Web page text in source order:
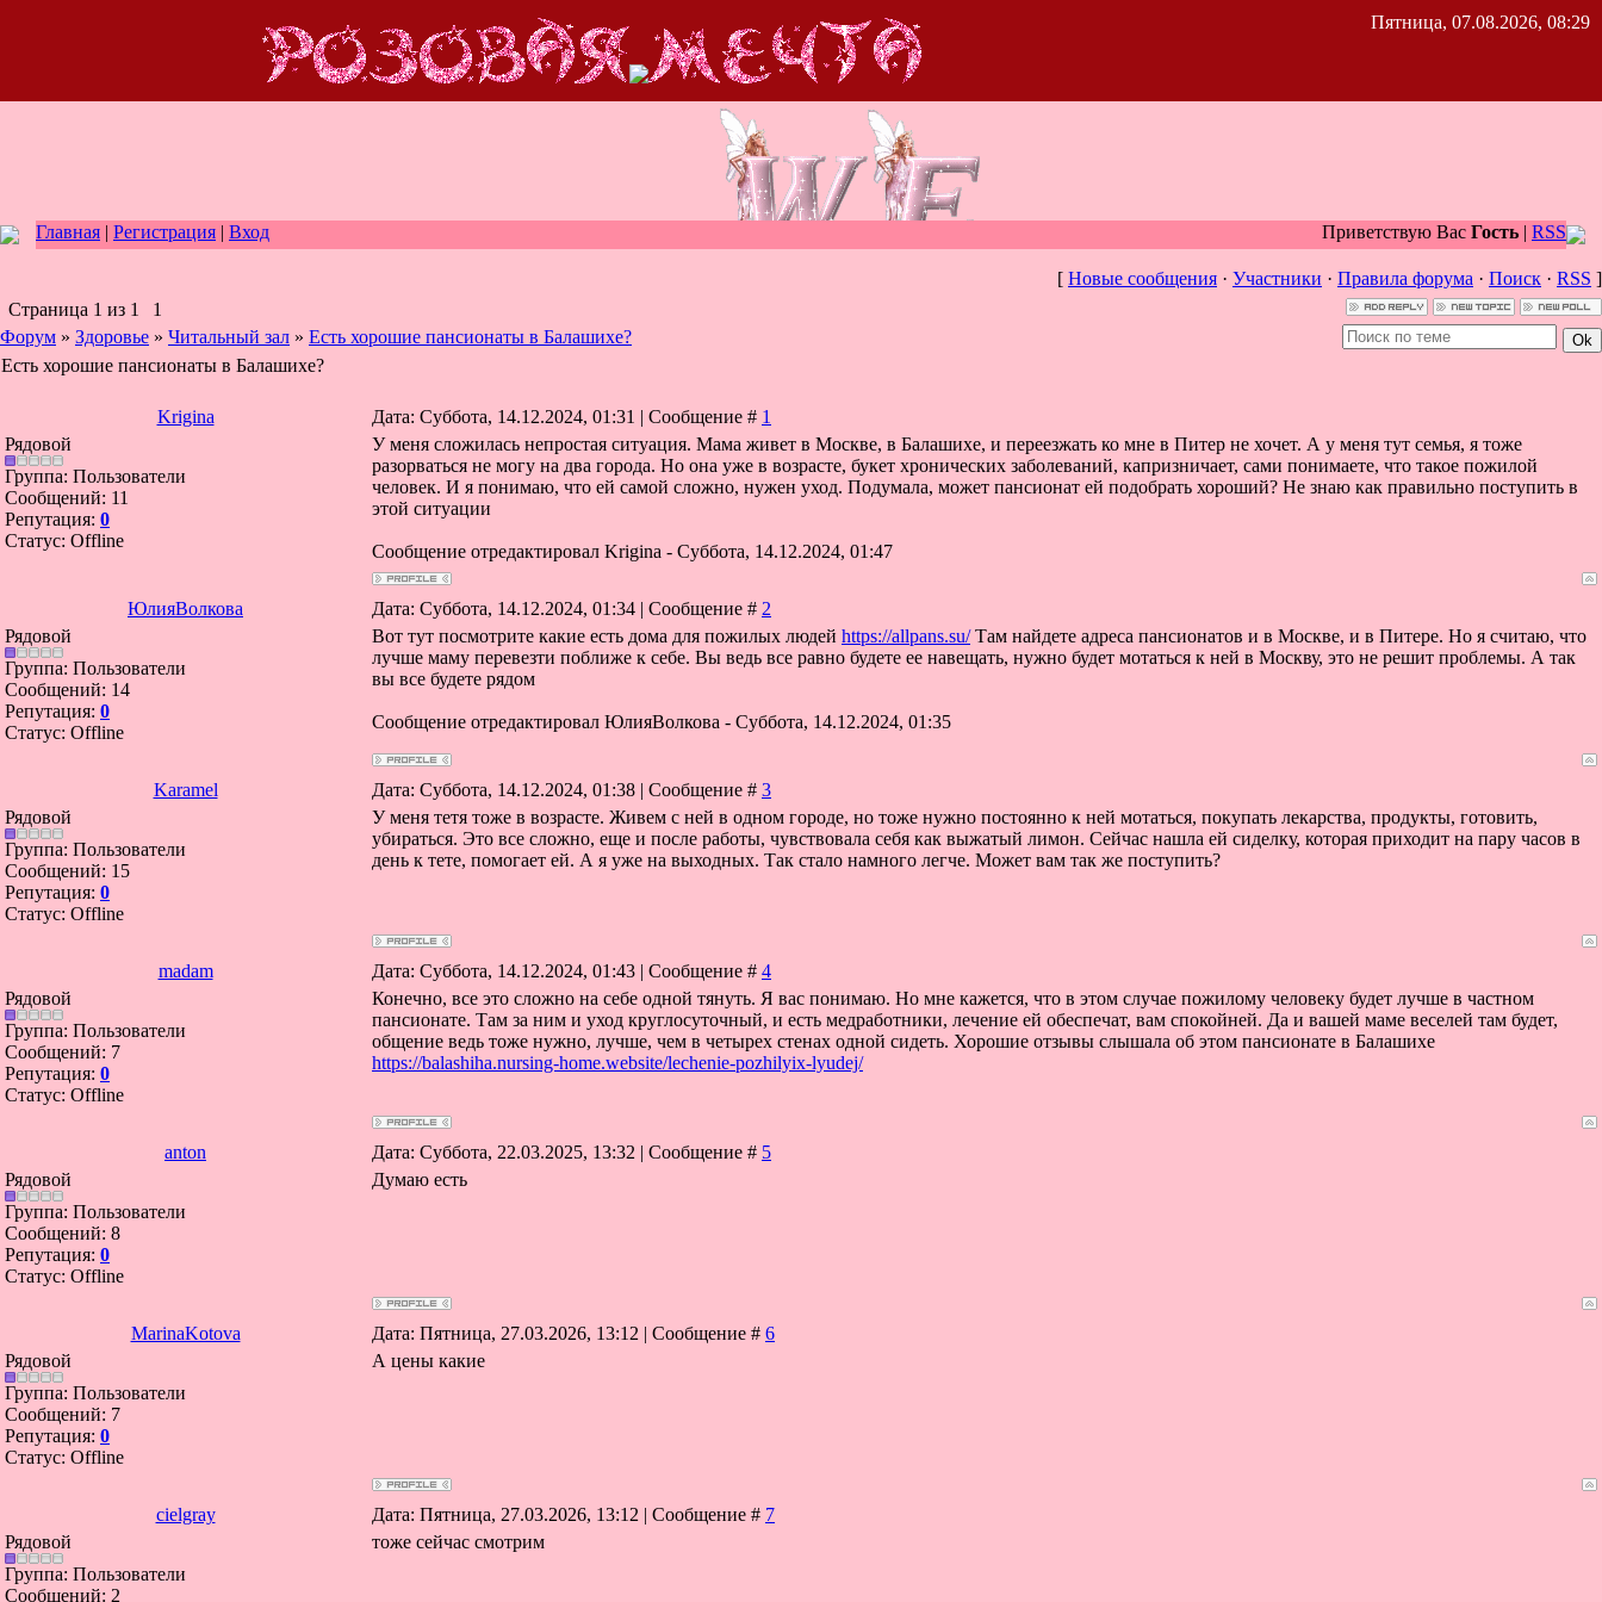
Пятница, 07.08.2026, 08:29
Главная | Регистрация | Вход Приветствую Вас Гость | RSS
[ Новые сообщения · Участники · Правила форума · Поиск · RSS ]
Страница 1 из 1
1
Форум » Здоровье » Читальный зал » Есть хорошие пансионаты в Балашихе?
Есть хорошие пансионаты в Балашихе?
Krigina Дата: Суббота, 14.12.2024, 01:31 | Сообщение # 1
Рядовой
Группа: Пользователи
Сообщений: 11
Репутация: 0
Статус: Offline
У меня сложилась непростая ситуация. Мама живет в Москве, в Балашихе, и переезжать ко мне в Питер не хочет. А у меня тут семья, я тоже
разорваться не могу на два города. Но она уже в возрасте, букет хронических заболеваний, капризничает, сами понимаете, что такое пожилой
человек. И я понимаю, что ей самой сложно, нужен уход. Подумала, может пансионат ей подобрать хороший? Не знаю как правильно поступить в
этой ситуации
Сообщение отредактировал Krigina - Суббота, 14.12.2024, 01:47
ЮлияВолкова Дата: Суббота, 14.12.2024, 01:34 | Сообщение # 2
Рядовой
Группа: Пользователи
Сообщений: 14
Репутация: 0
Статус: Offline
Вот тут посмотрите какие есть дома для пожилых людей https://allpans.su/Там найдете адреса пансионатов и в Москве, и в Питере. Но я считаю, что
лучше маму перевезти поближе к себе. Вы ведь все равно будете ее навещать, нужно будет мотаться к ней в Москву, это не решит проблемы. А так
вы все будете рядом
Сообщение отредактировал ЮлияВолкова - Суббота, 14.12.2024, 01:35
Karamel Дата: Суббота, 14.12.2024, 01:38 | Сообщение # 3
Рядовой
Группа: Пользователи
Сообщений: 15
Репутация: 0
Статус: Offline
У меня тетя тоже в возрасте. Живем с ней в одном городе, но тоже нужно постоянно к ней мотаться, покупать лекарства, продукты, готовить,
убираться. Это все сложно, еще и после работы, чувствовала себя как выжатый лимон. Сейчас нашла ей сиделку, которая приходит на пару часов в
день к тете, помогает ей. А я уже на выходных. Так стало намного легче. Может вам так же поступить?
madam Дата: Суббота, 14.12.2024, 01:43 | Сообщение # 4
Рядовой
Группа: Пользователи
Сообщений: 7
Репутация: 0
Статус: Offline
Конечно, все это сложно на себе одной тянуть. Я вас понимаю. Но мне кажется, что в этом случае пожилому человеку будет лучше в частном
пансионате. Там за ним и уход круглосуточный, и есть медработники, лечение ей обеспечат, вам спокойней. Да и вашей маме веселей там будет,
общение ведь тоже нужно, лучше, чем в четырех стенах одной сидеть. Хорошие отзывы слышала об этом пансионате в Балашихе
https://balashiha.nursing-home.website/lechenie-pozhilyix-lyudej/
anton Дата: Суббота, 22.03.2025, 13:32 | Сообщение # 5
Рядовой
Группа: Пользователи
Сообщений: 8
Репутация: 0
Статус: Offline
Думаю есть
MarinaKotova Дата: Пятница, 27.03.2026, 13:12 | Сообщение # 6
Рядовой
Группа: Пользователи
Сообщений: 7
Репутация: 0
Статус: Offline
А цены какие
cielgray Дата: Пятница, 27.03.2026, 13:12 | Сообщение # 7
Рядовой
Группа: Пользователи
Сообщений: 2
тоже сейчас смотрим